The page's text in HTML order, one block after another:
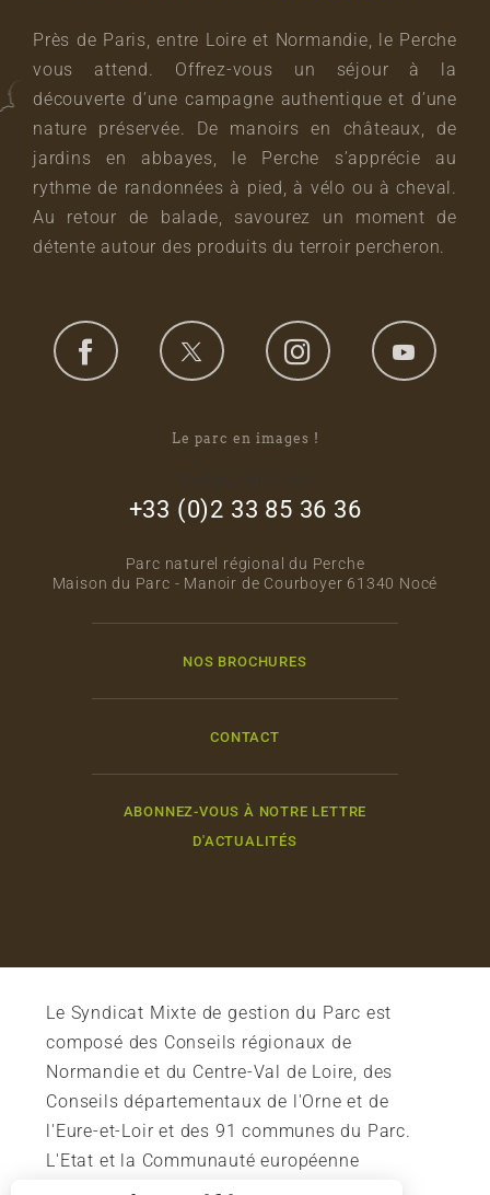
Près de Paris, entre Loire et Normandie, le Perche
vous attend. Offrez-vous un séjour à la
découverte d’une campagne authentique et d’une
nature préservée. De manoirs en châteaux, de
jardins en abbayes, le Perche s’apprécie au
rythme de randonnées à pied, à vélo ou à cheval.
Au retour de balade, savourez un moment de
détente autour des produits du terroir percheron.
Le parc en images !
+33 (0)2 33 85 36 36
Parc naturel régional du Perche
Maison du Parc - Manoir de Courboyer 61340 Nocé
NOS BROCHURES
CONTACT
ABONNEZ-VOUS À NOTRE LETTRE
D'ACTUALITÉS
Le Syndicat Mixte de gestion du Parc est
composé des Conseils régionaux de
Normandie et du Centre-Val de Loire, des
Conseils départementaux de l'Orne et de
l'Eure-et-Loir et des 91 communes du Parc.
L'Etat et la Communauté européenne
soutiennent également l'action du Parc.